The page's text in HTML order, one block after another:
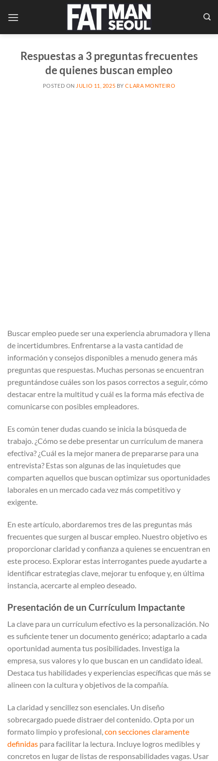
Respuestas a 3 preguntas frecuentes
de quienes buscan empleo
POSTED ON JULIO 11, 2025 BYCLARA MONTEIRO
Buscar empleo puede ser una experiencia abrumadora y llena
de incertidumbres. Enfrentarse a la vasta cantidad de
información y consejos disponibles a menudo genera más
preguntas que respuestas. Muchas personas se encuentran
preguntándose cuáles son los pasos correctos a seguir, cómo
destacar entre la multitud y cuál es la forma más efectiva de
comunicarse con posibles empleadores.
Es común tener dudas cuando se inicia la búsqueda de
trabajo. ¿Cómo se debe presentar un currículum de manera
efectiva? ¿Cuál es la mejor manera de prepararse para una
entrevista? Estas son algunas de las inquietudes que
comparten aquellos que buscan optimizar sus oportunidades
laborales en un mercado cada vez más competitivo y
exigente.
En este artículo, abordaremos tres de las preguntas más
frecuentes que surgen al buscar empleo. Nuestro objetivo es
proporcionar claridad y confianza a quienes se encuentran en
este proceso. Explorar estas interrogantes puede ayudarte a
identificar estrategias clave, mejorar tu enfoque y, en última
instancia, acercarte al empleo deseado.
Presentación de un Currículum Impactante
La clave para un currículum efectivo es la personalización. No
es suficiente tener un documento genérico; adaptarlo a cada
oportunidad aumenta tus posibilidades. Investiga la
empresa, sus valores y lo que buscan en un candidato ideal.
Destaca tus habilidades y experiencias específicas que más se
alineen con la cultura y objetivos de la compañía.
La claridad y sencillez son esenciales. Un diseño
sobrecargado puede distraer del contenido. Opta por un
formato limpio y profesional,con secciones claramente
definidas para facilitar la lectura. Incluye logros medibles y
concretos en lugar de listas de responsabilidades vagas. Usar